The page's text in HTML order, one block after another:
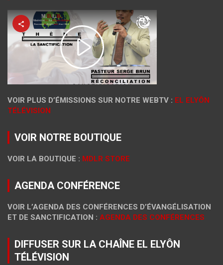
VOIR PLUS D’ÉMISSIONS SUR NOTRE WEBTV : EL ELYÔN
TÉLÉVISION
VOIR NOTRE BOUTIQUE
VOIR LA BOUTIQUE : MDLR STORE
AGENDA CONFÉRENCE
VOIR L’AGENDA DES CONFÉRENCES D’ÉVANGÉLISATION
ET DE SANCTIFICATION : AGENDA DES CONFÉRENCES
DIFFUSER SUR LA CHAÎNE EL ELYÔN
TÉLÉVISION